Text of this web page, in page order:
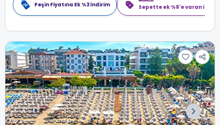
Peşin Fiyatına Ek %3 İndirim Sepette ek %8'e varan